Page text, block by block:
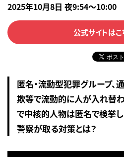
2025年10月8日 夜9:54～10:00
公式サイトはこ
匿名・流動型犯罪グループ、
欺等で流動的に人が入れ替
で中核的人物は匿名で検挙
警察が取る対策とは？